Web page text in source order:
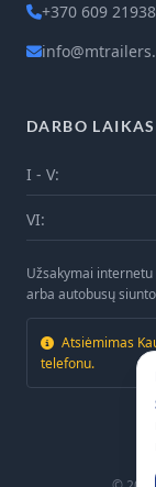
+370 609 21938
DARBO
I - V:
VI:
Užsakymai
arba autobusų
Atsiėmimas
telefonu.